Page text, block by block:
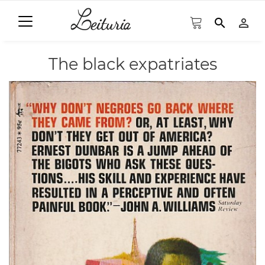
search person_outline
The black expatriates